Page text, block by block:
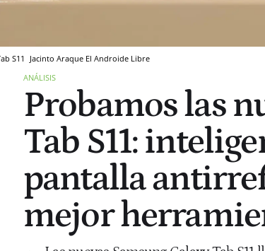
S11 Jacinto Araque El Androide Libre
ANÁLISIS
Probamos las
Tab S11:
pantalla
mejor